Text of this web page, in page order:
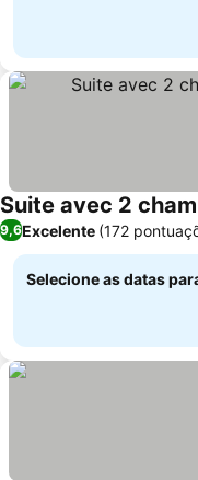
Ver preços
9,6Excelente (172
Selecione as datas